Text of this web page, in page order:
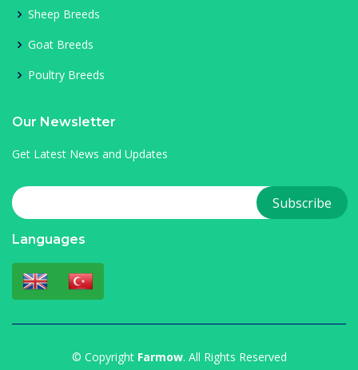
Sheep Breeds
Goat Breeds
Poultry Breeds
Our Newsletter
Get Latest News and Updates
Languages
© Copyright Farmow. All Rights Reserved